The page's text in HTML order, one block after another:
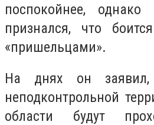
поспокойнее, однако
признался, что
«пришельцами».
На днях он
неподконтрольной
области будут